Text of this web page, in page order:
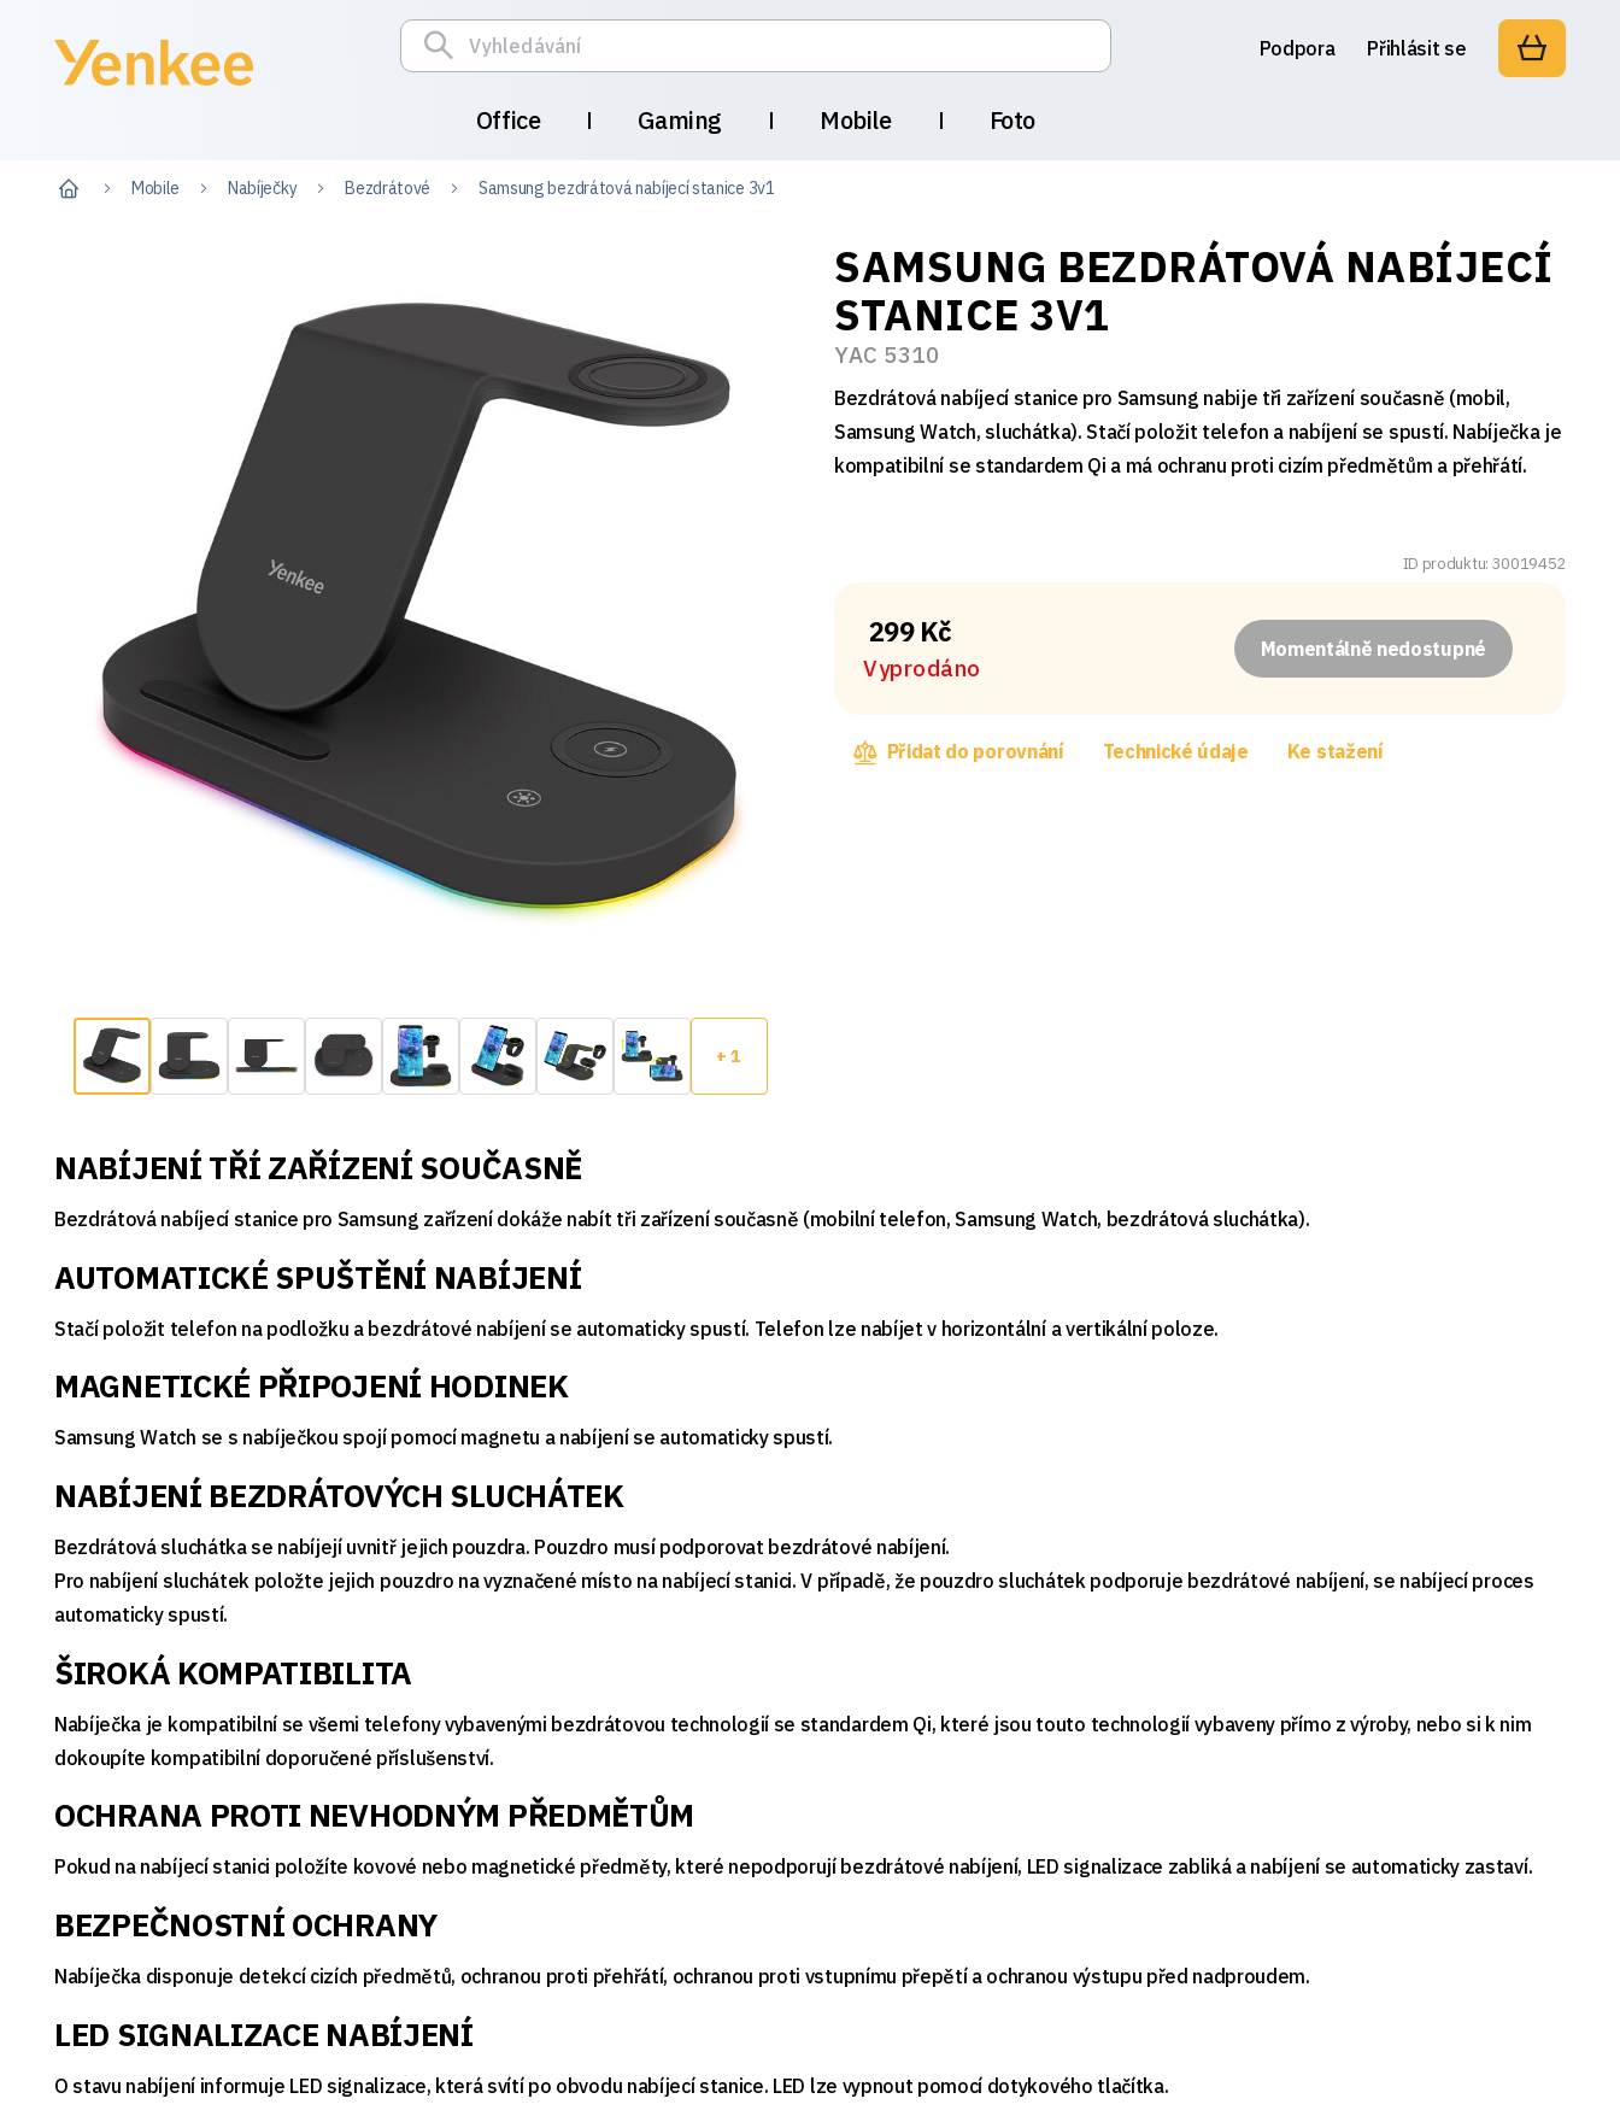
Office Gaming Mobile Foto
Podpora Přihlásit se
Mobile Nabíječky Bezdrátové Samsung bezdrátová nabíjecí stanice 3v1
+ 1
SAMSUNG BEZDRÁTOVÁ NABÍJECÍ
STANICE 3V1
YAC 5310
Bezdrátová nabíjecí stanice pro Samsung nabije tři zařízení současně (mobil,
Samsung Watch, sluchátka). Stačí položit telefon a nabíjení se spustí. Nabíječka je
kompatibilní se standardem Qi a má ochranu proti cizím předmětům a přehřátí.
ID produktu: 30019452
299 Kč
Vyprodáno
Momentálně nedostupné
Přidat do porovnání Technické údaje Ke stažení
NABÍJENÍ TŘÍ ZAŘÍZENÍ SOUČASNĚ
Bezdrátová nabíjecí stanice pro Samsung zařízení dokáže nabít tři zařízení současně (mobilní telefon, Samsung Watch, bezdrátová sluchátka).
AUTOMATICKÉ SPUŠTĚNÍ NABÍJENÍ
Stačí položit telefon na podložku a bezdrátové nabíjení se automaticky spustí. Telefon lze nabíjet v horizontální a vertikální poloze.
MAGNETICKÉ PŘIPOJENÍ HODINEK
Samsung Watch se s nabíječkou spojí pomocí magnetu a nabíjení se automaticky spustí.
NABÍJENÍ BEZDRÁTOVÝCH SLUCHÁTEK
Bezdrátová sluchátka se nabíjejí uvnitř jejich pouzdra. Pouzdro musí podporovat bezdrátové nabíjení.
Pro nabíjení sluchátek položte jejich pouzdro na vyznačené místo na nabíjecí stanici. V případě, že pouzdro sluchátek podporuje bezdrátové nabíjení, se nabíjecí proces
automaticky spustí.
ŠIROKÁ KOMPATIBILITA
Nabíječka je kompatibilní se všemi telefony vybavenými bezdrátovou technologií se standardem Qi, které jsou touto technologií vybaveny přímo z výroby, nebo si k nim
dokoupíte kompatibilní doporučené příslušenství.
OCHRANA PROTI NEVHODNÝM PŘEDMĚTŮM
Pokud na nabíjecí stanici položíte kovové nebo magnetické předměty, které nepodporují bezdrátové nabíjení, LED signalizace zabliká a nabíjení se automaticky zastaví.
BEZPEČNOSTNÍ OCHRANY
Nabíječka disponuje detekcí cizích předmětů, ochranou proti přehřátí, ochranou proti vstupnímu přepětí a ochranou výstupu před nadproudem.
LED SIGNALIZACE NABÍJENÍ
O stavu nabíjení informuje LED signalizace, která svítí po obvodu nabíjecí stanice. LED lze vypnout pomocí dotykového tlačítka.